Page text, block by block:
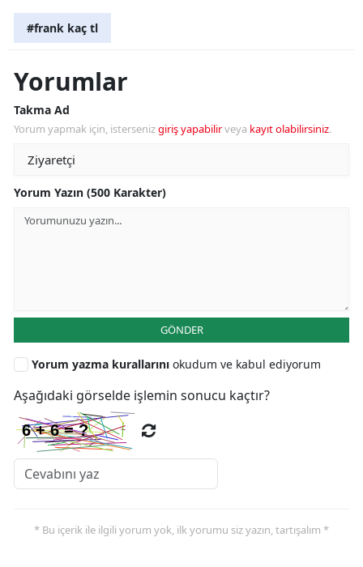
#frank kaç tl
Yorumlar
Takma Ad
Yorum yapmak için, istersenizgiriş yapabilirveya kayıt olabilirsiniz.
Yorum Yazın (500 Karakter)
GÖNDER
Yorum yazma kurallarını okudum ve kabul ediyorum
Aşağıdaki görselde işlemin sonucu kaçtır?
* Bu içerik ile ilgili yorum yok, ilk yorumu siz yazın, tartışalım *